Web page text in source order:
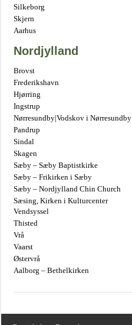
Silkeborg
Skjern
Aarhus
Nordjylland
Brovst
Frederikshavn
Hjørring
Ingstrup
Nørresundby|Vodskov i Nørresundby
Pandrup
Sindal
Skagen
Sæby – Sæby Baptistkirke
Sæby – Frikirken i Sæby
Sæby – Nordjylland Chin Church
Sæsing, Kirken i Kulturcenter
Vendsyssel
Thisted
Vrå
Vaarst
Østervrå
Aalborg – Bethelkirken